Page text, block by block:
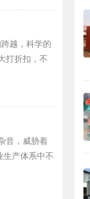
越，科学的
打折扣，不
音，威胁着
生产体系中不